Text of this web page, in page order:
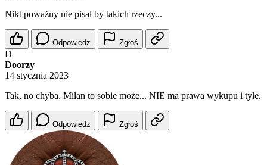
Nikt poważny nie pisał by takich rzeczy...
Odpowiedz Zgłoś
D
Doorzy
14 stycznia 2023
Tak, no chyba. Milan to sobie może... NIE ma prawa wykupu i tyle.
Odpowiedz Zgłoś